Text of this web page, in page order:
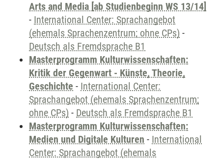
Arts and Media [ab Studienbeginn WS 13/14]
- International Center: Sprachangebot
(ehemals Sprachenzentrum; ohne CPs) -
Deutsch als Fremdsprache B1
Masterprogramm Kulturwissenschaften:
Kritik der Gegenwart - Künste, Theorie,
Geschichte - International Center:
Sprachangebot (ehemals Sprachenzentrum;
ohne CPs) - Deutsch als Fremdsprache B1
Masterprogramm Kulturwissenschaften:
Medien und Digitale Kulturen - International
Center: Sprachangebot (ehemals